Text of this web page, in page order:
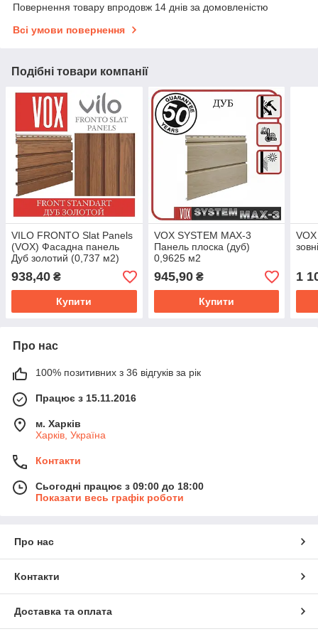
Повернення товару впродовж 14 днів за домовленістю
Всі умови повернення
Подібні товари компанії
VILO FRONTO Slat Panels
(VOX) Фасадна панель
Дуб золотий (0,737 м2)
938,40 ₴
Купити
VOX SYSTEM MAX-3
Панель плоска (дуб)
0,9625 м2
945,90₴
Купити
1
Про нас
100% позитивних з 36 відгуків за рік
Працює з 15.11.2016
м. Харків
Харків, Україна
Контакти
Сьогодні працює з 09:00 до 18:00
Показати весь графік роботи
Про нас
Контакти
Доставка та оплата